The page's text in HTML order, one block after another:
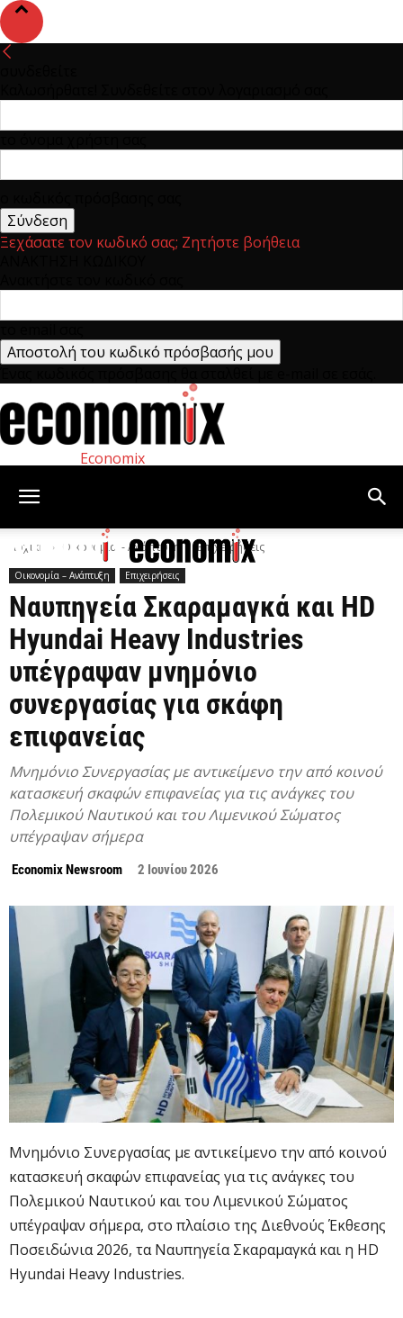
Ξεχάσατε τον κωδικό σας; Ζητήστε βοήθεια
Economix
Αρχική Οικονομία – Ανάπτυξη Επιχειρήσεις
Οικονομία – Ανάπτυξη Επιχειρήσεις
Ναυπηγεία Σκαραμαγκά και HD
Hyundai Heavy Industries
υπέγραψαν μνημόνιο
συνεργασίας για σκάφη
επιφανείας
Μνημόνιο Συνεργασίας με αντικείμενο την από κοινού
κατασκευή σκαφών επιφανείας για τις ανάγκες του
Πολεμικού Ναυτικού και του Λιμενικού Σώματος
υπέγραψαν σήμερα
Economix Newsroom 2 Ιουνίου 2026
Μνημόνιο Συνεργασίας με αντικείμενο την από κοινού
κατασκευή σκαφών επιφανείας για τις ανάγκες του
Πολεμικού Ναυτικού και του Λιμενικού Σώματος
υπέγραψαν σήμερα, στο πλαίσιο της Διεθνούς Έκθεσης
Ποσειδώνια 2026, τα Ναυπηγεία Σκαραμαγκά και η HD
Hyundai Heavy Industries.